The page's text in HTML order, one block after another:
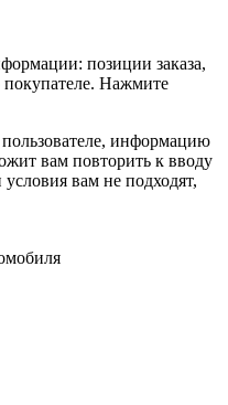
позиции заказа,
Нажмите
информацию
вам повторить к вводу
вам не подходят,